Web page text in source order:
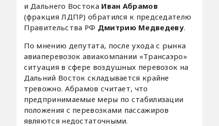
и Дальнего Востока Иван Абрамов
(фракция ЛДПР) обратился к председателю
Правительства РФ Дмитрию Медведеву.
По мнению депутата, после ухода с рынка
авиаперевозок авиакомпании «Трансаэро»
ситуация в сфере воздушных перевозок на
Дальний Восток складывается крайне
тревожно. Абрамов считает, что
предпринимаемые меры по стабилизации
положения с перевозками пассажиров
являются недостаточными.